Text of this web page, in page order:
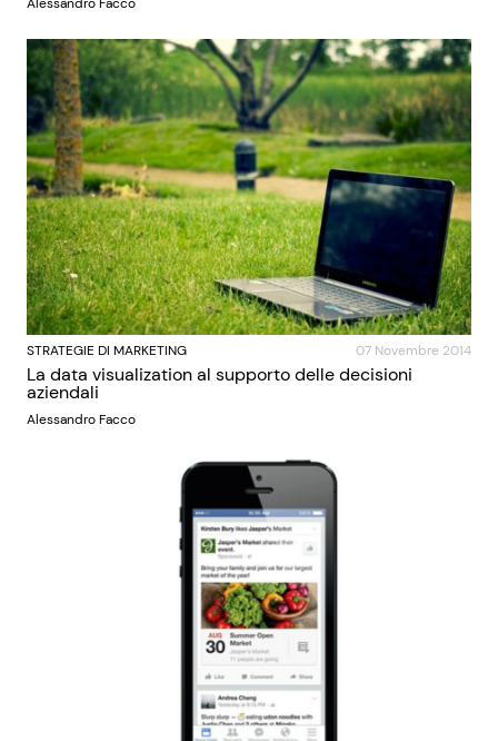
STRATEGIE DI MARKETING 07 Novembre 2014
La data visualization al supporto delle decisioni
aziendali
Alessandro Facco